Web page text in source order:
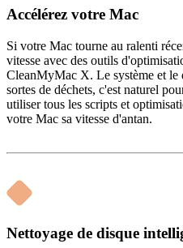
Accélérez votre Mac
Si votre Mac tourne au ralenti
vitesse avec des outils
CleanMyMac X. Le système et le
sortes de déchets, c'est naturel
utiliser tous les scripts et
votre Mac sa vitesse d'antan.
Nettoyage de disque